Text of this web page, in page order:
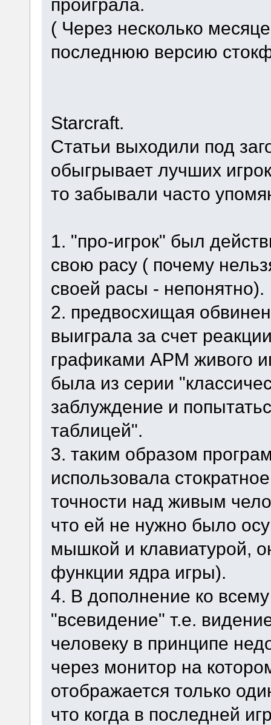
проиграла.
( Через несколько
последнюю версию
Starcraft.
Статьи выходили под
обыгрывает лучших
то забывали часто
1. "про-игрок" был
свою расу ( почему
своей расы - непонятно).
2. предвосхищая
выиграла за счет
графиками APM живого
была из серии
заблуждение и
таблицей".
3. таким образом
использовала
точности над живым
что ей не нужно было
мышкой и клавиатурой,
функции ядра игры).
4. В дополнение ко
"всевидение" т.е.
человеку в принципе
через монитор на
отображается только
что когда в последней